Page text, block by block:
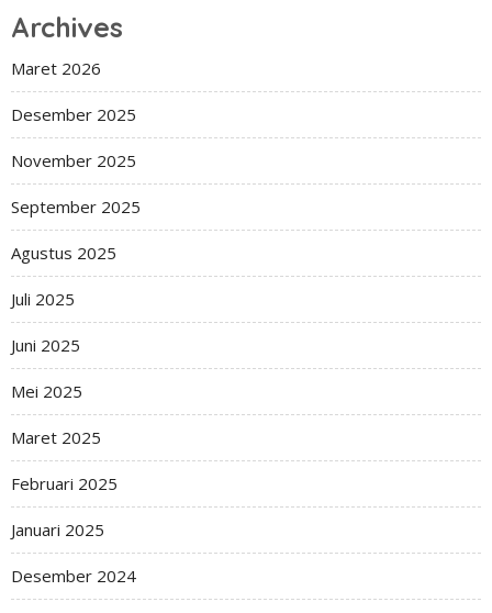
Archives
Maret 2026
Desember 2025
November 2025
September 2025
Agustus 2025
Juli 2025
Juni 2025
Mei 2025
Maret 2025
Februari 2025
Januari 2025
Desember 2024